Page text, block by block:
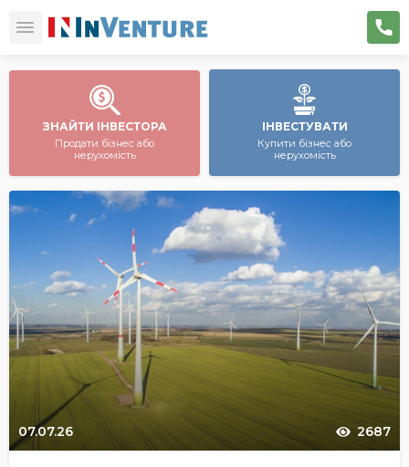
ЗНАЙТИ ІНВЕСТОРА
Продати бізнес або
нерухомість
ІНВЕСТУВАТИ
Купити бізнес або
нерухомість
07.07.26 2687